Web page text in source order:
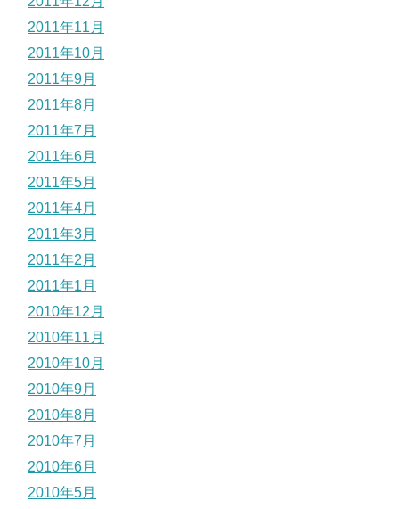
2011年11月
2011年10月
2011年9月
2011年8月
2011年7月
2011年6月
2011年5月
2011年4月
2011年3月
2011年2月
2011年1月
2010年12月
2010年11月
2010年10月
2010年9月
2010年8月
2010年7月
2010年6月
2010年5月